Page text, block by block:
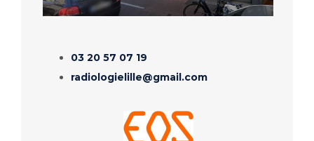
03 20 57 07 19
radiologielille@gmail.com